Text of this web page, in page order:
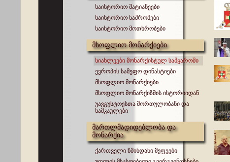
საისტორიო მატიანეები
საისტორიო ნაშრომები
საისტორიო მოთხრობები
მსოფლიო მონარქიები
სიახლეები მონარქისტულ სამყაროში
ევროპის სამეფო დინასტიები
მსოფლიო მონარქიები
მსოფლიო მონარქიზმის ისტორიიდან
უავგუსტოესთა მორთულობანი და
სამკაულები
მართლმადიდებლობა და
მონარქია
ქართველი წმინდანი მეფეები